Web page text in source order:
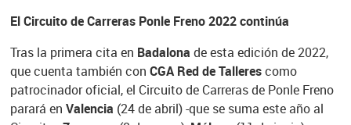
El Circuito de Carreras Ponle Freno 2022 continúa
Tras la primera cita en Badalona de esta edición de 2022,
que cuenta también con CGA Red de Tallerescomo
patrocinador oficial, el Circuito de Carreras de Ponle Freno
parará en Valencia (24 de abril) -que se suma este año al